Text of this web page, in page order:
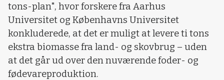
tons-plan", hvor forskere fra Aarhus
Universitet og Københavns Universitet
konkluderede, at det er muligt at levere ti tons
ekstra biomasse fra land- og skovbrug – uden
at det går ud over den nuværende foder- og
fødevareproduktion.